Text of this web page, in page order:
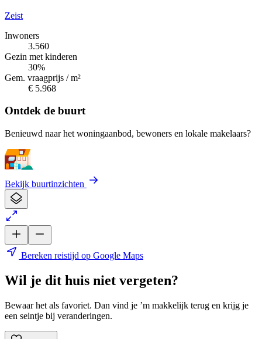
Zeist
Inwoners
3.560
Gezin met kinderen
30%
Gem. vraagprijs / m²
€ 5.968
Ontdek de buurt
Benieuwd naar het woningaanbod, bewoners en lokale makelaars?
Bekijk buurtinzichten
Bereken reistijd op Google Maps
Wil je dit huis niet vergeten?
Bewaar het als favoriet. Dan vind je ’m makkelijk terug en krijg je
een seintje bij veranderingen.